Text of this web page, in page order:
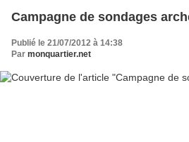
Campagne de sondages
Publié le 21/07/2012 à 14:38
Par monquartier.net